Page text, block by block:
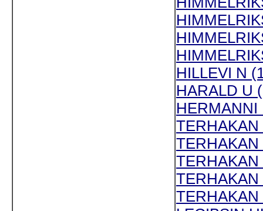
HILLEVI N
HARALD U
HERMANNI
TERHAKAN
TERHAKAN